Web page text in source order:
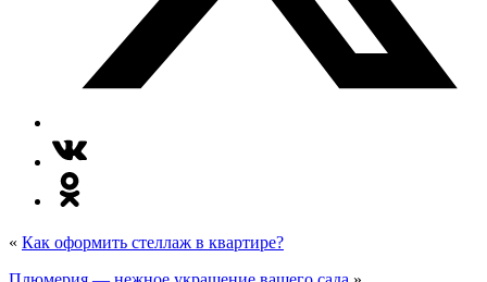
« Как оформить стеллаж в квартире?